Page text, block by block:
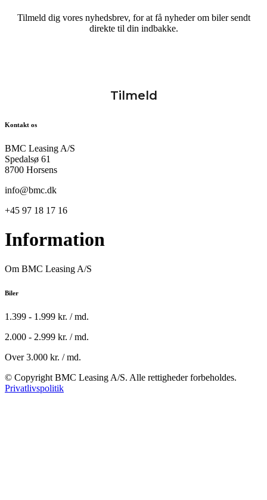
Tilmeld dig vores nyhedsbrev, for at få nyheder om biler sendt
direkte til din indbakke.
Kontakt os
BMC Leasing A/S
Spedalsø 61
8700 Horsens
info@bmc.dk
+45 97 18 17 16
Information
Om BMC Leasing A/S
Biler
1.399 - 1.999 kr. / md.
2.000 - 2.999 kr. / md.
Over 3.000 kr. / md.
© Copyright BMC Leasing A/S. Alle rettigheder forbeholdes.
Privatlivspolitik